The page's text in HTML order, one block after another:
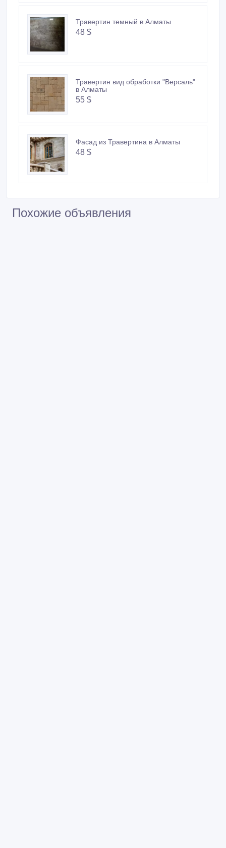
Травертин темный в Алматы
48 $
Травертин вид обработки "Версаль"
в Алматы
55 $
Фасад из Травертина в Алматы
48 $
Похожие объявления